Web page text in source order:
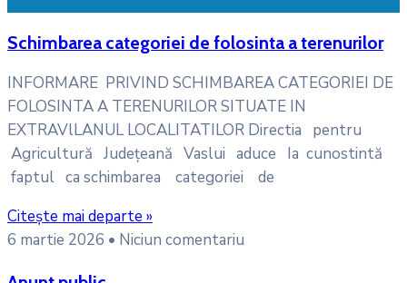
Schimbarea categoriei de folosinta a terenurilor
INFORMARE PRIVIND SCHIMBAREA CATEGORIEI DE
FOLOSINTA A TERENURILOR SITUATE IN
EXTRAVlLANUL LOCALITATILOR Directia pentru
Agricultură Județeană Vaslui aduce Ia cunostintă
faptul ca schimbarea categoriei de
Citește mai departe »
6 martie 2026
Niciun comentariu